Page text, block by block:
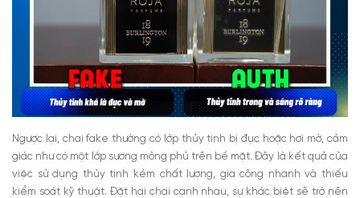
Ngược lại, chai fake thường có lớp thủy tinh bị đục hoặc hơi mờ, cảm
giác như có một lớp sương mỏng phủ trên bề mặt. Đây là kết quả của
việc sử dụng thủy tinh kém chất lượng, gia công nhanh và thiếu
kiểm soát kỹ thuật. Đặt hai chai cạnh nhau, sự khác biệt sẽ trở nên